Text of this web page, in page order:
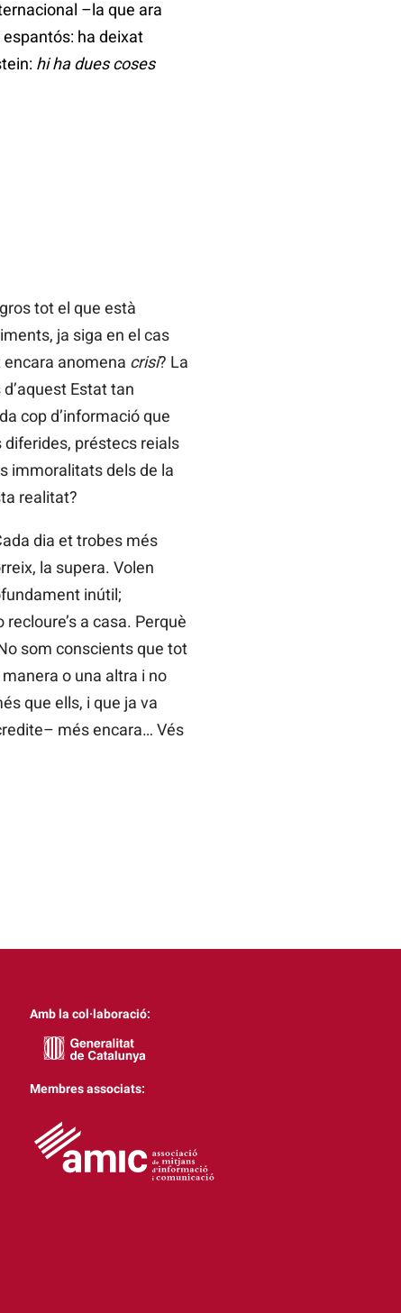
–la que ara
ha deixat
hi ha dues coses
tot el que està
ja siga en el cas
encara anomena crisi? La
Estat tan
cop d’informació que
préstecs reials
immoralitats dels de la
realitat?
dia et trobes més
la supera. Volen
inútil;
a casa. Perquè
som conscients que tot
o una altra i no
que ells, i que ja va
més encara… Vés
Amb la col·laboració:
Membres associats: